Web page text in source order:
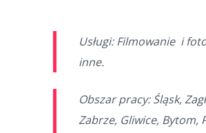
Usługi: Filmowanie i
inne.
Obszar pracy: Śląsk,
Zabrze, Gliwice, Bytom,